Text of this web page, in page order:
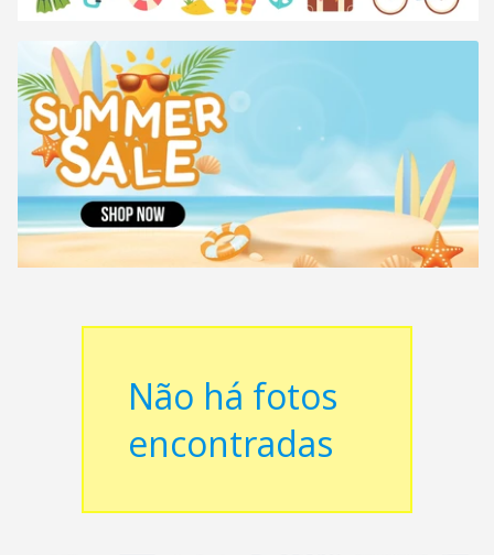
Não há fotos
encontradas